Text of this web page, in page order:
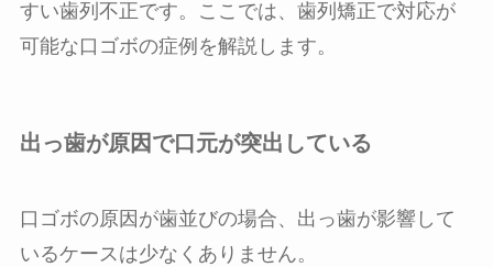
すい歯列不正です。ここでは、歯列矯正で対応が
可能な口ゴボの症例を解説します。
出っ歯が原因で口元が突出している
口ゴボの原因が歯並びの場合、出っ歯が影響して
いるケースは少なくありません。